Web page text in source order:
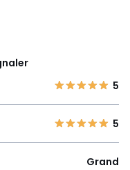
5
5
Grand